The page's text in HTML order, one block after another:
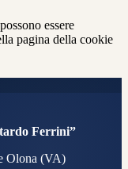
essere
pagina della cookie
Ferrini”
Olona (VA)